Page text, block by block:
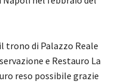
trono di Palazzo Reale
e Restauro La
reso possibile grazie